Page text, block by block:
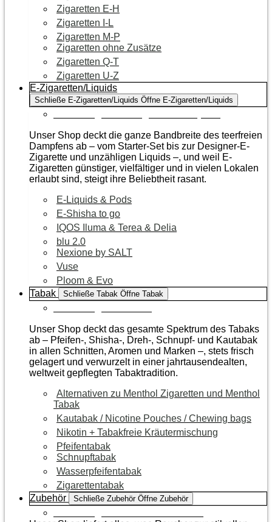
Zigaretten E-H
Zigaretten I-L
Zigaretten M-P
Zigaretten ohne Zusätze
Zigaretten Q-T
Zigaretten U-Z
E-Zigaretten/Liquids
Schließe E-Zigaretten/Liquids Öffne E-Zigaretten/Liquids
Unser Shop deckt die ganze Bandbreite des teerfreien
Dampfens ab – vom Starter-Set bis zur Designer-E-
Zigarette und unzähligen Liquids –, und weil E-
Zigaretten günstiger, vielfältiger und in vielen Lokalen
erlaubt sind, steigt ihre Beliebtheit rasant.
E-Liquids & Pods
E-Shisha to go
IQOS Iluma & Terea & Delia
blu 2.0
Nexione by SALT
Vuse
Ploom & Evo
Tabak
Schließe Tabak Öffne Tabak
Unser Shop deckt das gesamte Spektrum des Tabaks
ab – Pfeifen-, Shisha-, Dreh-, Schnupf- und Kautabak
in allen Schnitten, Aromen und Marken –, stets frisch
gelagert und verwurzelt in einer jahrtausendealten,
weltweit gepflegten Tabaktradition.
Alternativen zu Menthol Zigaretten und Menthol
Tabak
Kautabak / Nicotine Pouches / Chewing bags
Nikotin + Tabakfreie Kräutermischung
Pfeifentabak
Schnupftabak
Wasserpfeifentabak
Zigarettentabak
Zubehör
Schließe Zubehör Öffne Zubehör